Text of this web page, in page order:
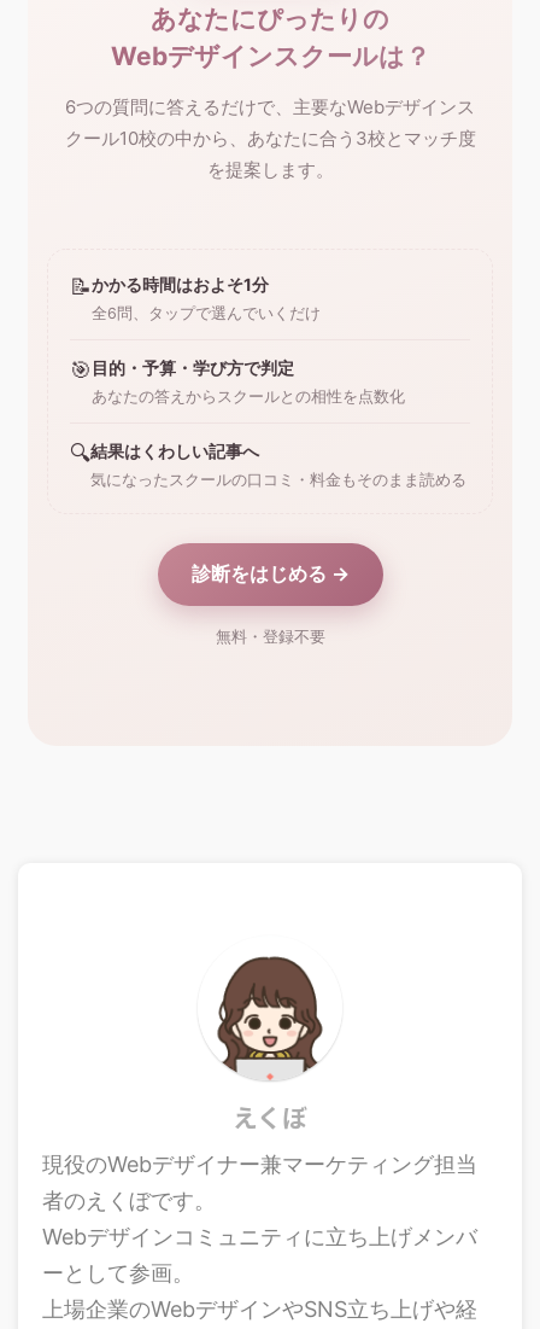
えくぼ
現役のWebデザイナー兼マーケティング担当
者のえくぼです。
Webデザインコミュニティに立ち上げメンバ
ーとして参画。
上場企業のWebデザインやSNS立ち上げや経